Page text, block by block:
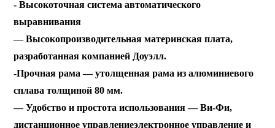
- Высокоточная система автоматического
выравнивания
— Высокопроизводительная материнская плата,
разработанная компанией Доуэлл.
-Прочная рама — утолщенная рама из алюминиевого
сплава толщиной 80 мм.
— Удобство и простота использования — Ви-Фи,
дистанционное управлениеэлектронное управление и